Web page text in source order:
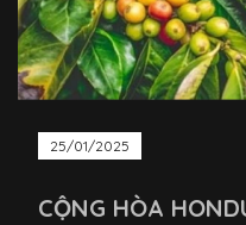
25/01/2025
CỘNG HÒA